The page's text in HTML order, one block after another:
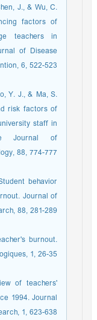
J., & Wu, C.
factors of
teachers in
of Disease
6, 522-523.
Y. J., & Ma, S.
risk factors of
staff in
Journal of
88, 774-777.
behavior
Journal of
88, 281-289.
burnout.
1, 26-35.
of teachers'
1994. Journal
1, 623-638.